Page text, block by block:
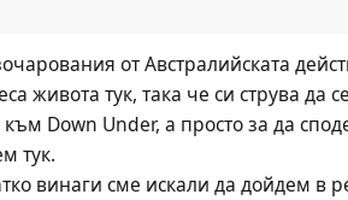
от Австралийската
тук, така че си струва да
Down Under, а просто за да
тук.
винаги сме искали да дойдем в